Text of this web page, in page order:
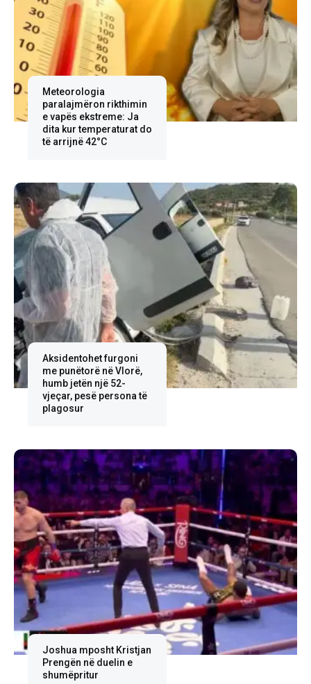
Meteorologia
paralajmëron rikthimin
e vapës ekstreme: Ja
dita kur temperaturat do
të arrijnë 42°C
Aksidentohet furgoni
me punëtorë në Vlorë,
humb jetën një 52-
vjeçar, pesë persona të
plagosur
Joshua mposht Kristjan
Prengën në duelin e
shumëpritur